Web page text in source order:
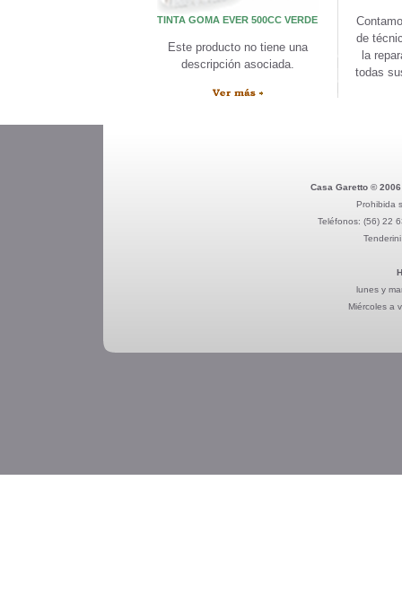
TINTA GOMA EVER 500CC VERDE
Este producto no tiene una
descripción asociada.
de
la
todas
Casa Garetto ©
Prohibida
Teléfonos: (56) 22
lunes y
Miércoles a